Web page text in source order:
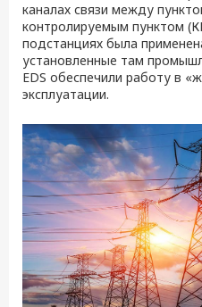
каналах связи между
контролируемым пунктом
подстанциях была
установленные там
EDS обеспечили работу в
эксплуатации.